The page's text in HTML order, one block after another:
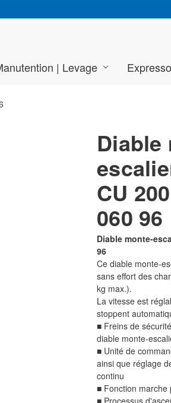
| Levage
Diable
CU
060 96
Diable monte-
96
Ce diable monte-
sans effort des
kg max.).
La vitesse est
stoppent
■ Freins de
diable monte-
■ Unité de
ainsi que réglage
continu
■ Fonction marche
■ Processus